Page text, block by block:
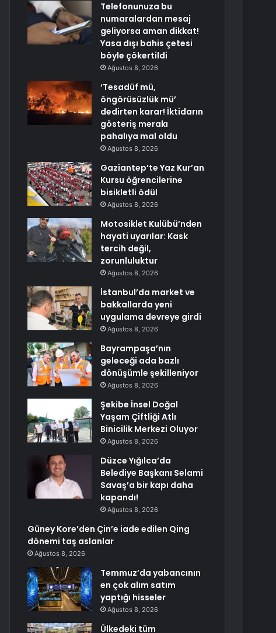
Telefonunuza bu
numaralardan mesaj
geliyorsa aman dikkat!
Yasa dışı bahis çetesi
böyle çökertildi
Ağustos 8, 2026
‘Tesadüf mü,
öngörüsüzlük mü’
dedirten karar! İktidarın
gösteriş merakı
pahalıya mal oldu
Ağustos 8, 2026
Gaziantep’te Yaz Kur’an
Kursu öğrencilerine
bisikletli ödül
Ağustos 8, 2026
Motosiklet Kulübü’nden
hayati uyarılar: Kask
tercih değil,
zorunluluktur
Ağustos 8, 2026
İstanbul’da market ve
bakkallarda yeni
uygulama devreye girdi
Ağustos 8, 2026
Bayrampaşa’nın
geleceği ada bazlı
dönüşümle şekilleniyor
Ağustos 8, 2026
Şekibe İnsel Doğal
Yaşam Çiftliği Atlı
Binicilik Merkezi Oluyor
Ağustos 8, 2026
Düzce Yığılca’da
Belediye Başkanı Selami
Savaş’a bir kapı daha
kapandı!
Ağustos 8, 2026
Güney Kore’den Çin’e iade edilen Qing
dönemi taş aslanlar
Ağustos 8, 2026
Temmuz’da yabancının
en çok alım satım
yaptığı hisseler
Ağustos 8, 2026
Ülkedeki tüm